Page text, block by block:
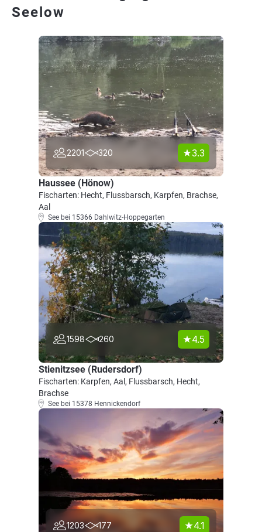
Seelow
2201 320 3.3
Haussee (Hönow)
Fischarten: Hecht, Flussbarsch, Karpfen, Brachse,
Aal
See bei 15366 Dahlwitz-Hoppegarten
1598 260 4.5
Stienitzsee (Rudersdorf)
Fischarten: Karpfen, Aal, Flussbarsch, Hecht,
Brachse
See bei 15378 Hennickendorf
1203 177 4.1